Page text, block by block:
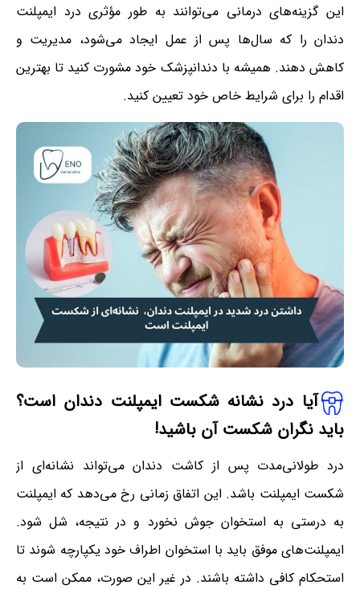
این گزینه‌های درمانی می‌توانند به طور مؤثری درد ایمپلنت
دندان را که سال‌ها پس از عمل ایجاد می‌شود، مدیریت و
کاهش دهند. همیشه با دندانپزشک خود مشورت کنید تا بهترین
اقدام را برای شرایط خاص خود تعیین کنید.
آیا درد نشانه شکست ایمپلنت دندان است؟
باید نگران شکست آن باشید!
درد طولانی‌مدت پس از کاشت دندان می‌تواند نشانه‌ای از
شکست ایمپلنت باشد. این اتفاق زمانی رخ می‌دهد که ایمپلنت
به درستی به استخوان جوش نخورد و در نتیجه، شل شود.
ایمپلنت‌های موفق باید با استخوان اطراف خود یکپارچه شوند تا
استحکام کافی داشته باشند. در غیر این صورت، ممکن است به